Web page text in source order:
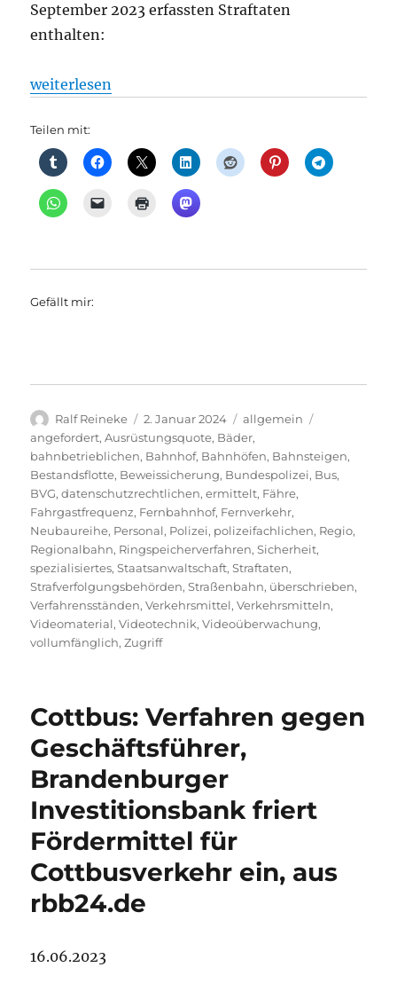
September 2023 erfassten Straftaten
enthalten:
„allg.: Straftaten und Videoüberwachung im ÖPNV,
weiterlesen
Teilen mit:
Gefällt mir:
Autor
Ralf Reineke
Veröffentlicht
am
2. Januar 2024 Kategorien
allgemein
angefordert,Ausrüstungsquote, Bäder,
bahnbetrieblichen, Bahnhof, Bahnhöfen, Bahnsteigen,
Bestandsflotte, Beweissicherung, Bundespolizei, Bus,
BVG,datenschutzrechtlichen,ermittelt, Fähre,
Fahrgastfrequenz, Fernbahnhof, Fernverkehr,
Neubaureihe, Personal, Polizei, polizeifachlichen, Regio,
Regionalbahn, Ringspeicherverfahren,Sicherheit,
spezialisiertes,Staatsanwaltschaft,Straftaten,
Strafverfolgungsbehörden,Straßenbahn, überschrieben,
Verfahrensständen,Verkehrsmittel,Verkehrsmitteln,
Videomaterial,Videotechnik,Videoüberwachung,
vollumfänglich,Zugriff
Cottbus: Verfahren gegen
Geschäftsführer,
Brandenburger
Investitionsbank friert
Fördermittel für
Cottbusverkehr ein, aus
rbb24.de
16.06.2023